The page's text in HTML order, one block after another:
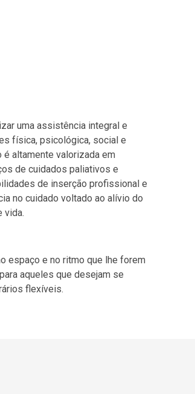
uma assistência integral e
física, psicológica, social e
altamente valorizada em
de cuidados paliativos e
de inserção profissional e
no cuidado voltado ao alívio do
vida.
espaço e no ritmo que lhe forem
aqueles que desejam se
flexíveis.